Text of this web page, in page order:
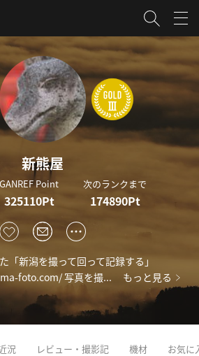
新熊屋
GANREF Point
325110Pt
次のランクまで
174890Pt
「新潟を撮って回って記録する」
foto.com/ 写真を撮...
もっと見る
況 レビュー・撮影記 機材 お気に